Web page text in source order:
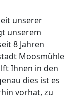
unserer
unserem
8 Jahren
Moosmühle
Ihnen in den
dies ist es
vorhat, zu